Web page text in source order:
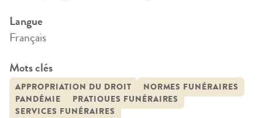
Langue
Français
Mots clés
APPROPRIATION DU DROIT
NORMES FUNÉRAIRES
PANDÉMIE
PRATIQUES FUNÉRAIRES
SERVICES FUNÉRAIRES